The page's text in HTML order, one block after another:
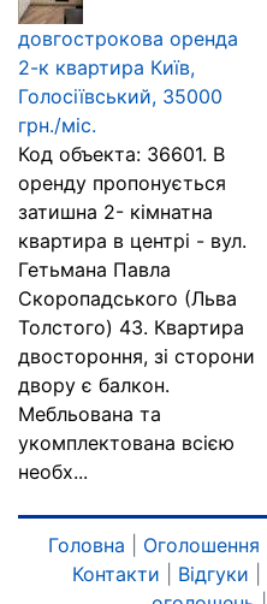
довгострокова оренда
2-к квартира Київ,
Голосіївський, 35000
грн./міс.
Код объекта: 36601. В
оренду пропонується
затишна 2- кімнатна
квартира в центрі - вул.
Гетьмана Павла
Скоропадського (Льва
Толстого) 43. Квартира
двостороння, зі сторони
двору є балкон.
Мебльована та
укомплектована всією
необх...
Головна Оголошення
Контакти
Відгуки